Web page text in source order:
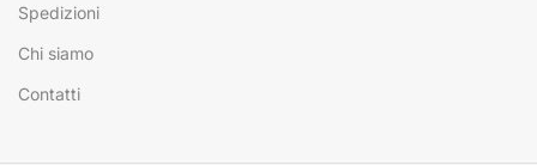
Spedizioni
Chi siamo
Contatti